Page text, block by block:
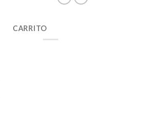
CARRITO